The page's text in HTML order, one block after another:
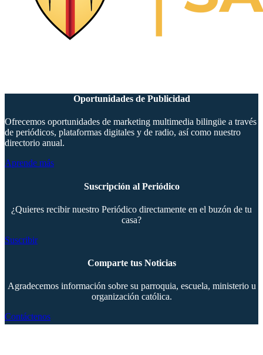
Oportunidades de Publicidad
Ofrecemos oportunidades de marketing multimedia bilingüe a través
de periódicos, plataformas digitales y de radio, así como nuestro
directorio anual.
Aprende más
Suscripción al Periódico
¿Quieres recibir nuestro Periódico directamente en el buzón de tu
casa?
Suscribir
Comparte tus Noticias
Agradecemos información sobre su parroquia, escuela, ministerio u
organización católica.
Contáctenos